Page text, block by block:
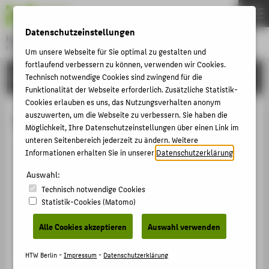
Hochschule für Technik und Wirtschaft Berlin
University of Applied Sciences
Menu
HOCHSCHULE
Stefanie Gehring
Stefanie.Gehring@HTW-Berlin.de
Campus Treskowallee
TA Gebäude C , 624
Treskowallee 8
10318Berlin
THEMEN
HOCHSCHULE
CAMPUS
STUDIUM
LEHRE
KARRIERE
INTERNATIONAL
INFORMATIONEN FÜR
Datenschutzeinstellungen
Um unsere Webseite für Sie optimal zu gestalten und
fortlaufend verbessern zu können, verwenden wir Cookies.
Technisch notwendige Cookies sind zwingend für die
Funktionalität der Webseite erforderlich. Zusätzliche Statistik-
Cookies erlauben es uns, das Nutzungsverhalten anonym
auszuwerten, um die Webseite zu verbessern. Sie haben die
Möglichkeit, Ihre Datenschutzeinstellungen über einen Link im
unteren Seitenbereich jederzeit zu ändern. Weitere
Informationen erhalten Sie in unsererDatenschutzerklärung
Auswahl:
Technisch notwendige Cookies
Statistik-Cookies (Matomo)
Alle Cookies akzeptieren Auswahl verwenden
HTW Berlin -Impressum- Datenschutzerklärung